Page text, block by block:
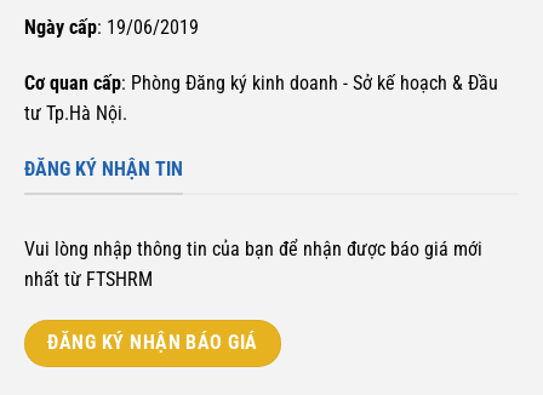
Ngày cấp: 19/06/2019
Cơ quan cấp: Phòng Đăng ký kinh doanh - Sở kế hoạch & Đầu
tư Tp.Hà Nội.
ĐĂNG KÝ NHẬN TIN
Vui lòng nhập thông tin của bạn để nhận được báo giá mới
nhất từ FTSHRM
ĐĂNG KÝ NHẬN BÁO GIÁ